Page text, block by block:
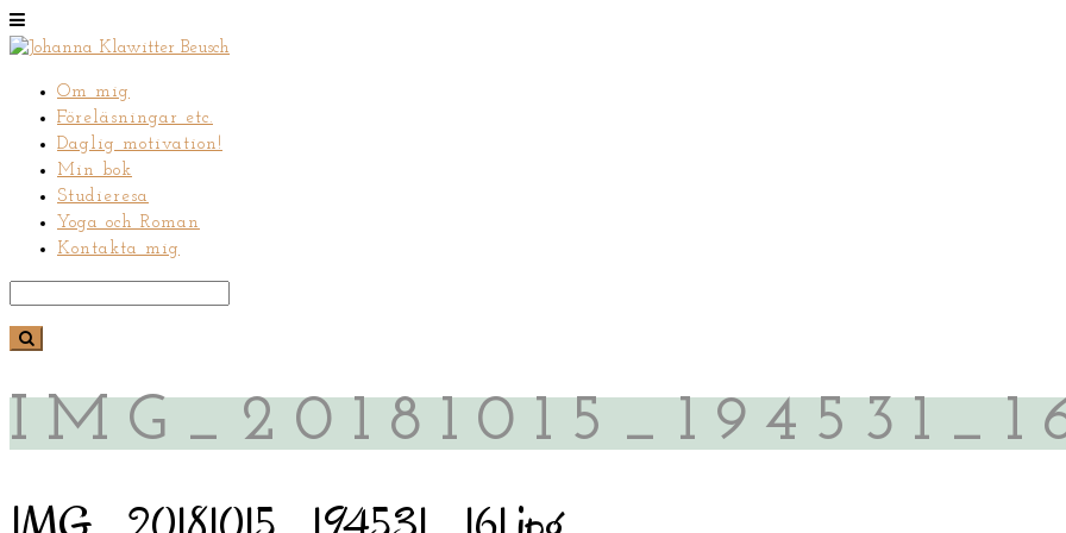
Om mig
Föreläsningar etc.
Daglig motivation!
Min bok
Studieresa
Yoga och Roman
Kontakta mig